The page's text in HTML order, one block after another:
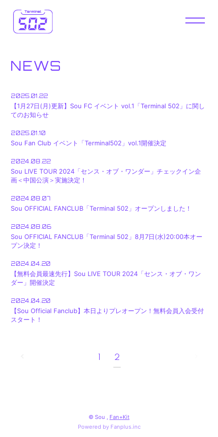
DIARY
FM 502
502 OMIKUJI
STORE
JOIN LOGIN
NEWS
2025.01.22
【1月27日(月)更新】Sou FC イベント vol.1「Terminal 502」に関し
てのお知らせ
2025.01.10
Sou Fan Club イベント「Terminal502」vol.1開催決定
2024.08.22
Sou LIVE TOUR 2024「センス・オブ・ワンダー」チェックイン企
画＜中国公演＞実施決定！
2024.08.07
Sou OFFICIAL FANCLUB「Terminal 502」オープンしました！
2024.08.06
Sou OFFICIAL FANCLUB「Terminal 502」8月7日(水)20:00本オー
プン決定！
2024.04.20
【無料会員最速先行】Sou LIVE TOUR 2024「センス・オブ・ワン
ダー」開催決定
2024.04.20
【Sou Official Fanclub】本日よりプレオープン！無料会員入会受付
スタート！
2
© Sou , Fan+Kit
Powered by Fanplus.inc